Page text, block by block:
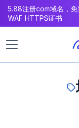
内
容
5.88注册com域名，免
WAF HTTPS证书